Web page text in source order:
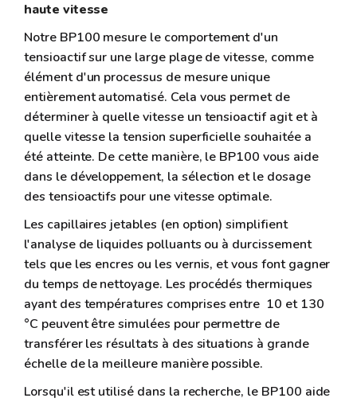
haute vitesse
Notre BP100 mesure le comportement d'un
tensioactif sur une large plage de vitesse, comme
élément d'un processus de mesure unique
entièrement automatisé. Cela vous permet de
déterminer à quelle vitesse un tensioactif agit et à
quelle vitesse la tension superficielle souhaitée a
été atteinte. De cette manière, le BP100 vous aide
dans le développement, la sélection et le dosage
des tensioactifs pour une vitesse optimale.
Les capillaires jetables (en option) simplifient
l'analyse de liquides polluants ou à durcissement
tels que les encres ou les vernis, et vous font gagner
du temps de nettoyage. Les procédés thermiques
ayant des températures comprises entre 10 et 130
°C peuvent être simulées pour permettre de
transférer les résultats à des situations à grande
échelle de la meilleure manière possible.
Lorsqu'il est utilisé dans la recherche, le BP100 aide